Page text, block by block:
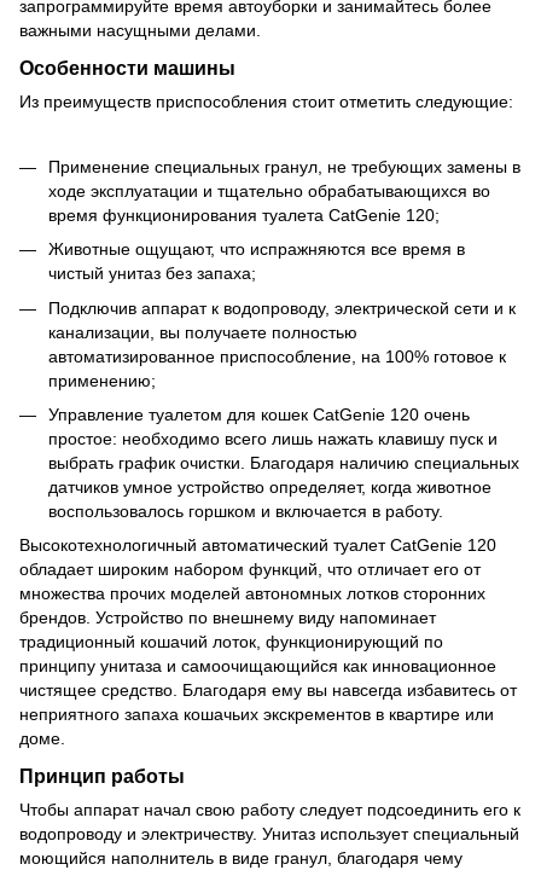
запрограммируйте время автоуборки и занимайтесь более
важными насущными делами.
Особенности машины
Из преимуществ приспособления стоит отметить следующие:
Применение специальных гранул, не требующих замены в
ходе эксплуатации и тщательно обрабатывающихся во
время функционирования туалета CatGenie 120;
Животные ощущают, что испражняются все время в
чистый унитаз без запаха;
Подключив аппарат к водопроводу, электрической сети и к
канализации, вы получаете полностью
автоматизированное приспособление, на 100% готовое к
применению;
Управление туалетом для кошек CatGenie 120 очень
простое: необходимо всего лишь нажать клавишу пуск и
выбрать график очистки. Благодаря наличию специальных
датчиков умное устройство определяет, когда животное
воспользовалось горшком и включается в работу.
Высокотехнологичный автоматический туалет CatGenie 120
обладает широким набором функций, что отличает его от
множества прочих моделей автономных лотков сторонних
брендов. Устройство по внешнему виду напоминает
традиционный кошачий лоток, функционирующий по
принципу унитаза и самоочищающийся как инновационное
чистящее средство. Благодаря ему вы навсегда избавитесь от
неприятного запаха кошачьих экскрементов в квартире или
доме.
Принцип работы
Чтобы аппарат начал свою работу следует подсоединить его к
водопроводу и электричеству. Унитаз использует специальный
моющийся наполнитель в виде гранул, благодаря чему